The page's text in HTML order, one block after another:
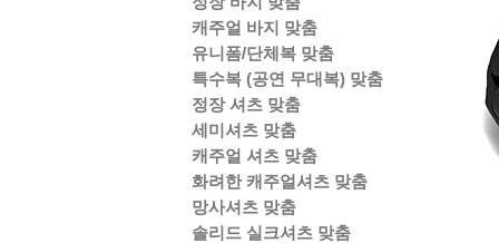
캐주얼 바지 맞춤
유니폼/단체복 맞춤
특수복 (공연 무대복) 맞춤
정장 셔츠 맞춤
세미셔츠 맞춤
캐주얼 셔츠 맞춤
화려한 캐주얼셔츠 맞춤
망사셔츠 맞춤
솔리드 실크셔츠 맞춤